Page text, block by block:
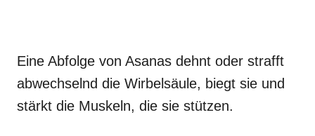
Eine Abfolge von Asanas dehnt oder strafft
abwechselnd die Wirbelsäule, biegt sie und
stärkt die Muskeln, die sie stützen.